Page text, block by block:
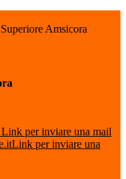
Amsicora
Link per inviare una mail
Link per inviare una